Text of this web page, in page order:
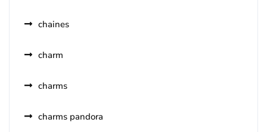
chaines
charm
charms
charms pandora